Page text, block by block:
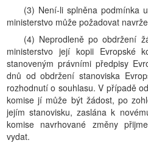
(3) Není-li splněna podmínka
ministerstvo může požadovat
(4) Neprodleně po obdržení
ministerstvo její kopii Evropské
stanoveným právními předpisy
dnů od obdržení stanoviska
rozhodnutí o souhlasu. V případě
komise jí může být žádost, po
jejím stanovisku, zaslána k
komise navrhované změny
vydat.